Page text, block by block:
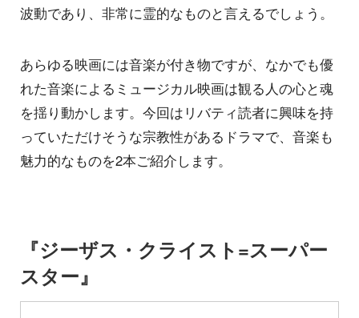
波動であり、非常に霊的なものと言えるでしょう。
あらゆる映画には音楽が付き物ですが、なかでも優
れた音楽によるミュージカル映画は観る人の心と魂
を揺り動かします。今回はリバティ読者に興味を持
っていただけそうな宗教性があるドラマで、音楽も
魅力的なものを2本ご紹介します。
『ジーザス・クライスト=スーパー
スター』